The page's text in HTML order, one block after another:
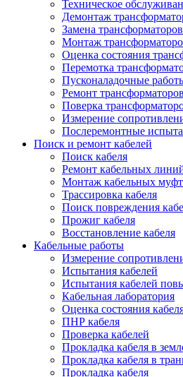
Техническое
Демонтаж
Замена трансформаторов
Монтаж
Оценка состояния
Перемотка
Пусконаладочные
Ремонт трансформаторов
Поверка
Измерение
Послеремонтные
Поиск и ремонт кабелей
Поиск кабеля
Ремонт кабельных
Монтаж кабельных муфт
Трассировка кабеля
Поиск повреждения
Прожиг кабеля
Восстановление кабеля
Кабельные работы
Измерение
Испытания кабелей
Испытания кабелей
Кабельная лаборатория
Оценка состояния
ПНР кабеля
Проверка кабелей
Прокладка кабеля в
Прокладка кабеля в
Прокладка кабеля